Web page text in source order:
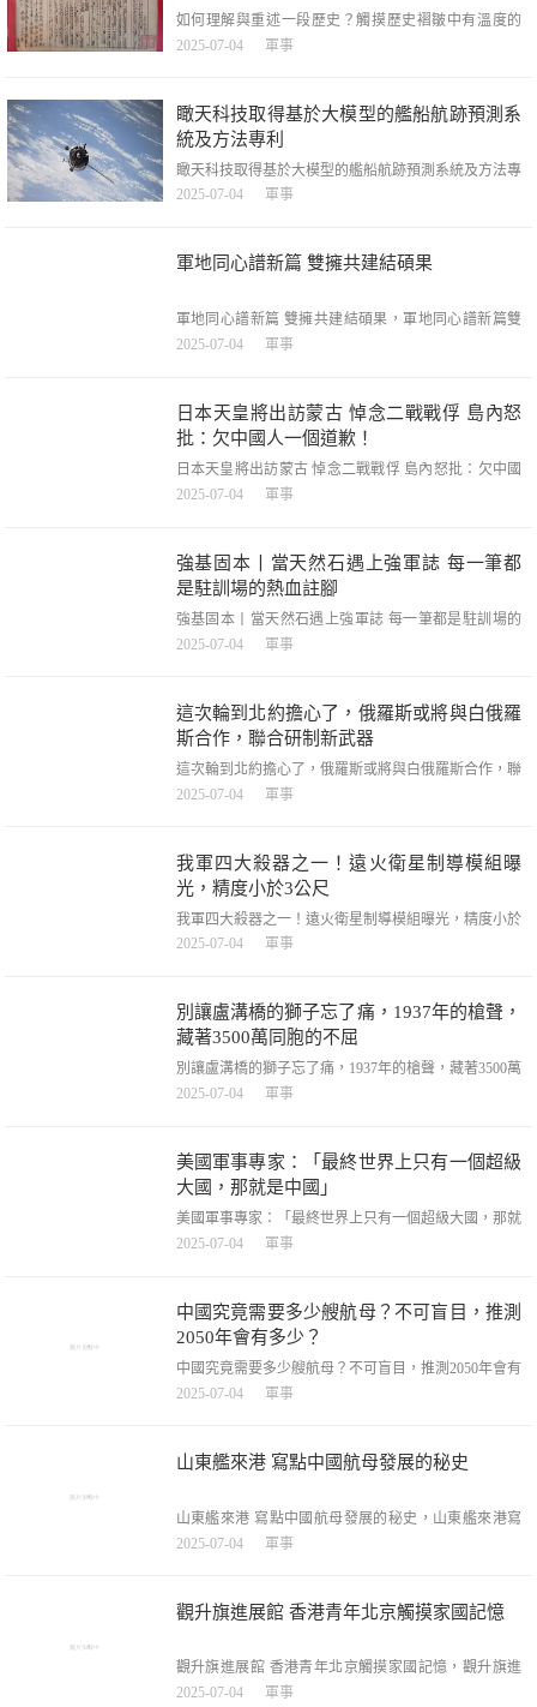
如何理解與重述一段歷史？觸摸歷史褶皺中有溫度的
人，如何理解與重述一段歷史？觸摸歷史褶皺中有溫度
皺中有溫度的人今天我們如何來理解與重述一段歷史，
一段戰爭史？以賽亞·伯林在【現實感】中說，「每
2025-07-04 軍事
瞰天科技取得基於大模型的艦船航跡預測系
統及方法專利
瞰天科技取得基於大模型的艦船航跡預測系統及方法專
利，瞰天科技取得基於大模型的艦船航跡預測系統及方
基於大模型的艦船航跡預測系統及方法」的專利，授權
2025-07-04 軍事
軍地同心譜新篇 雙擁共建結碩果
軍地同心譜新篇 雙擁共建結碩果，軍地同心譜新篇雙
擁共建結碩果，「98歲姐姐終於見到了25歲弟弟!」
西藏第一面五星紅旗升起的地方，更是一片浸潤著軍民
魚水深情的紅色熱土。近年來
2025-07-04 軍事
日本天皇將出訪蒙古 悼念二戰戰俘 島內怒
批：欠中國人一個道歉！
日本天皇將出訪蒙古 悼念二戰戰俘 島內怒批：欠中國
人一個道歉！，日本天皇將出訪蒙古悼念二戰戰俘島內
古，並計劃去悼念戰俘，而這裏的戰俘自然不是二戰中
被日本殘忍殺害的戰俘，而是由蘇聯俘虜，在戰俘營接
受整改而死
2025-07-04 軍事
強基固本丨當天然石遇上強軍誌 每一筆都
是駐訓場的熱血註腳
強基固本丨當天然石遇上強軍誌 每一筆都是駐訓場的
熱血註腳，強基固本丨當天然石遇上強軍誌每一筆都是
們揮汗如雨，錘煉過硬本領。訓練間隙，一場別開生面
的文化創作悄然上演，官兵們巧用創意，賦予平凡石頭
全新生
2025-07-04 軍事
這次輪到北約擔心了，俄羅斯或將與白俄羅
斯合作，聯合研制新武器
這次輪到北約擔心了，俄羅斯或將與白俄羅斯合作，聯
合研制新武器，這次輪到北約擔心了，俄羅斯或將與白
同生產一款新式武器，因為是聯合生產，所以在成功以
後白俄羅斯肯定會進行裝備，也就是說這款新武器將被
部署到北約
2025-07-04 軍事
我軍四大殺器之一！遠火衛星制導模組曝
光，精度小於3公尺
我軍四大殺器之一！遠火衛星制導模組曝光，精度小於
3公尺，我軍四大殺器之一！遠火衛星制導模組曝光，
我軍的四大殺器。解放軍陸軍對於遠端火力的癡迷是無
法治愈的。「打偏了三五米，有點遺憾」，正在接
2025-07-04 軍事
別讓盧溝橋的獅子忘了痛，1937年的槍聲，
藏著3500萬同胞的不屈
別讓盧溝橋的獅子忘了痛，1937年的槍聲，藏著3500萬
同胞的不屈，別讓盧溝橋的獅子忘了痛，1937年的槍
蕩。那一天，日軍借口一名士兵失蹤，炮轟宛平城，拉
開了全面侵華的序幕。中國軍民拿起簡陋的武器
2025-07-04 軍事
美國軍事專家：「最終世界上只有一個超級
大國，那就是中國」
美國軍事專家：「最終世界上只有一個超級大國，那就
是中國」，美國軍事專家：「最終世界上只有一個超級
術水平、政治影響力和文化軟實力，共同決定它能否被
視為超級大國。歷史上，像19世紀的大英帝國和20世紀
的
2025-07-04 軍事
中國究竟需要多少艘航母？不可盲目，推測
2050年會有多少？
中國究竟需要多少艘航母？不可盲目，推測2050年會有
多少？，中國究竟需要多少艘航母？不可盲目，推測
要體現。對於中國這樣一個擁有漫長海岸線、龐大海上
2025-07-04 軍事
山東艦來港 寫點中國航母發展的秘史
山東艦來港 寫點中國航母發展的秘史，山東艦來港寫
點中國航母發展的秘史，點選關註「堅料誌」頭像，不
似，本來，它們應該是一點也不似的。2012年，遼寧艦
服役之後，中國海軍很快面臨著
2025-07-04 軍事
觀升旗進展館 香港青年北京觸摸家國記憶
觀升旗進展館 香港青年北京觸摸家國記憶，觀升旗進
展館香港青年北京觸摸家國記憶，中新網北京7月3日電
2025-07-04 軍事